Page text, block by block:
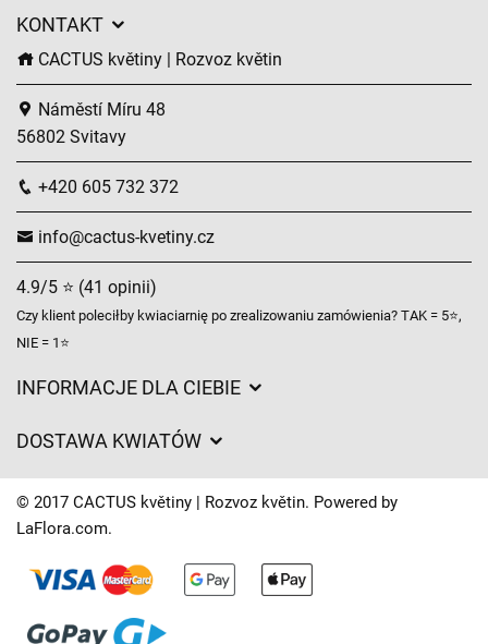
KONTAKT
CACTUS květiny | Rozvoz květin
Náměstí Míru 48
56802 Svitavy
+420 605 732 372
info@cactus-kvetiny.cz
4.9/5 ⭐ (41 opinii)
Czy klient poleciłby kwiaciarnię po zrealizowaniu zamówienia? TAK = 5⭐,
NIE = 1⭐
INFORMACJE DLA CIEBIE
Czasy dostawy kwiatów – przegląd możliwości
DOSTAWA KWIATÓW
Opłaty za dostawę
Gdzie dostarczamy kwiaty
Kontakt
© 2017 CACTUS květiny | Rozvoz květin. Powered by
LaFlora.com.